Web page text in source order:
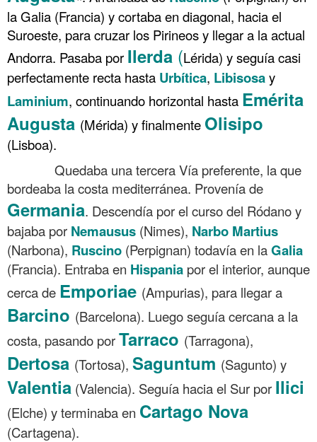
la Galia (Francia) y cortaba en diagonal, hacia el
Suroeste, para cruzar los Pirineos y llegar a la actual
Andorra. Pasaba por Ilerda (Lérida) y seguía casi
perfectamente recta hasta Urbítica, Libisosay
Laminium, continuando horizontal hasta Emérita
Augusta (Mérida) y finalmente Olisipo
(Lisboa).
Quedaba una tercera Vía preferente, la que
bordeaba la costa mediterránea. Provenía de
Germania. Descendía por el curso del Ródano y
bajaba por Nemausus (Nimes), Narbo Martius
(Narbona), Ruscino (Perpignan) todavía en laGalia
(Francia). Entraba en Hispania por el interior, aunque
cerca de Emporiae (Ampurias), para llegar a
Barcino (Barcelona). Luego seguía cercana a la
costa, pasando porTarraco (Tarragona),
Dertosa (Tortosa), Saguntum (Sagunto) y
Valentia (Valencia). Seguía hacia el Sur por Ilici
(Elche) y terminaba en Cartago Nova
(Cartagena).